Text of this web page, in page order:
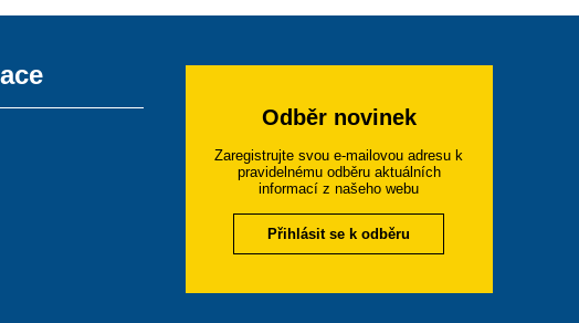
Odběr novinek
Zaregistrujte svou e-mailovou adresu k
pravidelnému odběru aktuálních
informací z našeho webu
Přihlásit se k odběru